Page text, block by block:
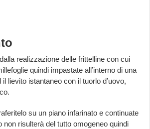
realizzazione delle frittelline con cui
quindi impastate all’interno di una
lievito istantaneo con il tuorlo d’uovo,
su un piano infarinato e continuate
non risulterà del tutto omogeneo quindi